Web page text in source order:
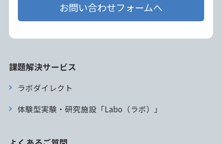
お問い合わせフォームへ
課題解決サービス
ラボダイレクト
体験型実験・研究施設「Labo（ラボ）」